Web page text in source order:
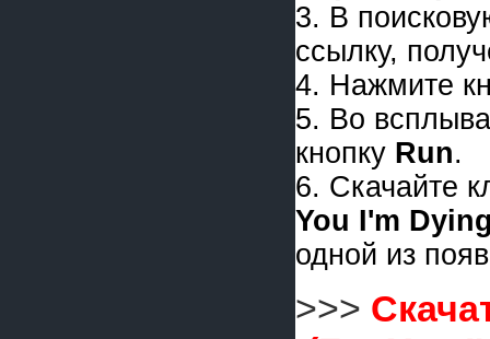
3. В
ссылку,
4. Нажмите
5. Во
кнопку Run.
6. Скачайте
You I'm
одной из
>>>